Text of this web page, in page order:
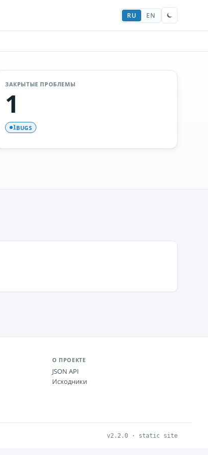
RU EN
ЗАКРЫТЫЕ ПРОБЛЕМЫ
1
1BUGS
О ПРОЕКТЕ
JSON API
Исходники
v2.2.0 · static site